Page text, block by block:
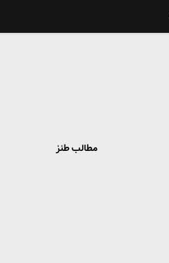
مطالب طنز